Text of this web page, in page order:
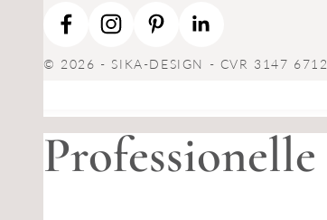
© 2026 - SIKA-DESIGN - CVR 3147 6712
Professionelle